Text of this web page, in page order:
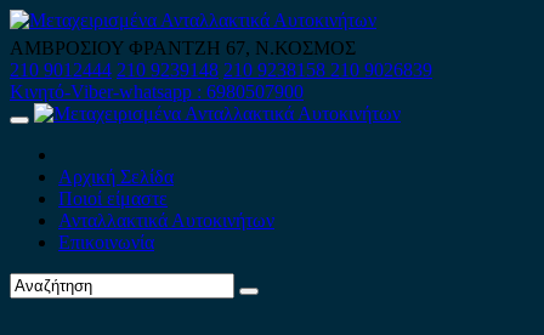
Skip
to
content
ΑΜΒΡΟΣΙΟΥ ΦΡΑΝΤΖΗ 67, Ν.ΚΟΣΜΟΣ
210 9012444 210 9239148 210 9238158 210 9026839
Κινητό-Viber-whatsapp : 6980507900
Primary
Αρχική Σελίδα
Ποιοί είμαστε
Ανταλλακτικά Αυτοκινήτων
Επικοινωνία